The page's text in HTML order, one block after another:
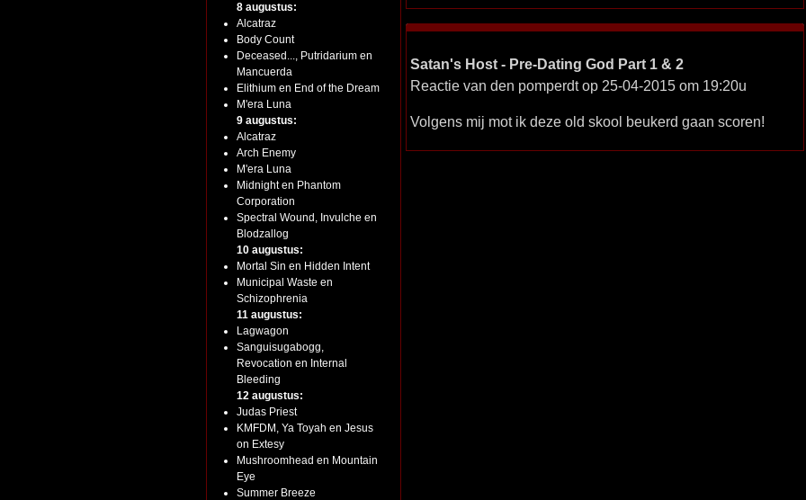
8 augustus:
Alcatraz
Body Count
Deceased..., Putridarium en
Mancuerda
Elithium en End of the Dream
M'era Luna
9 augustus:
Alcatraz
Arch Enemy
M'era Luna
Midnight en Phantom
Corporation
Spectral Wound, Invulche en
Blodzallog
10 augustus:
Mortal Sin en Hidden Intent
Municipal Waste en
Schizophrenia
11 augustus:
Lagwagon
Sanguisugabogg,
Revocation en Internal
Bleeding
12 augustus:
Judas Priest
KMFDM, Ya Toyah en Jesus
on Extesy
Mushroomhead en Mountain
Eye
Summer Breeze
Satan's Host - Pre-Dating God Part 1 & 2
Reactie van den pomperdt op 25-04-2015 om 19:20u
Volgens mij mot ik deze old skool beukerd gaan scoren!